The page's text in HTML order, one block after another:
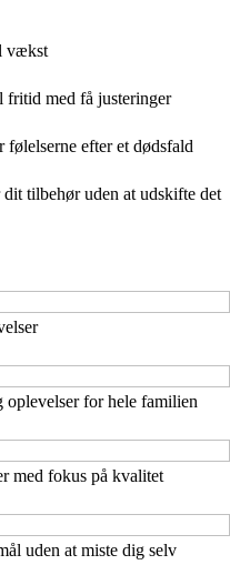
vækst
fritid med få justeringer
følelserne efter et dødsfald
tilbehør uden at udskifte det
for hele familien
med fokus på kvalitet
uden at miste dig selv